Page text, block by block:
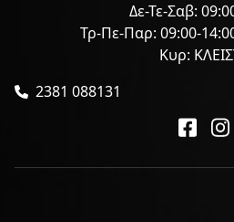
Δε-Τε-Σαβ:
Τρ-Πε-Παρ: 09:00-
Κυρ:
2381 088131